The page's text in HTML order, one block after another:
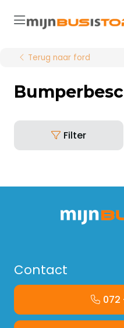
Terug naar ford
Filter
Contact
072